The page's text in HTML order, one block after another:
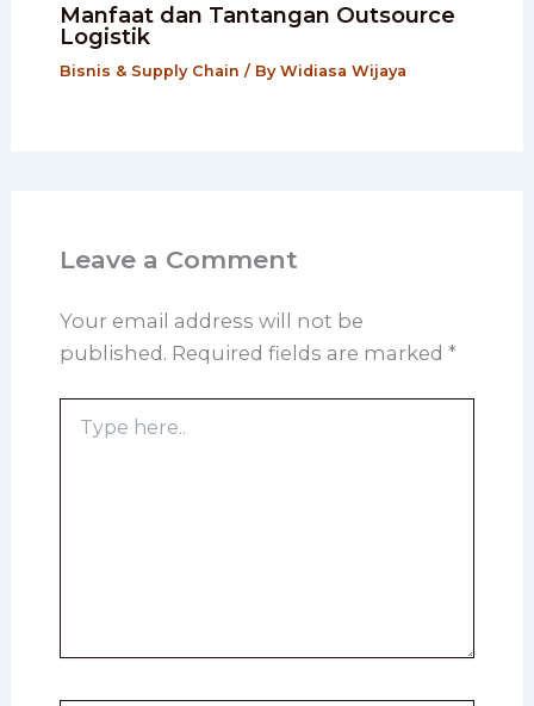
Manfaat dan Tantangan Outsource
Logistik
Bisnis & Supply Chain / By Widiasa Wijaya
Leave a Comment
Your email address will not be
published. Required fields are marked *
here..